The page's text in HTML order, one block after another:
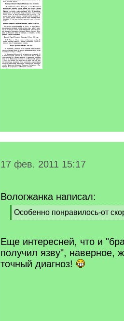
17 фев. 2011 15:17
Вологжанка написал:
[
q
Особенно понравилось-от
[
q
]
Еще интересней, что и
получил язву", наверное,
точный диагноз!